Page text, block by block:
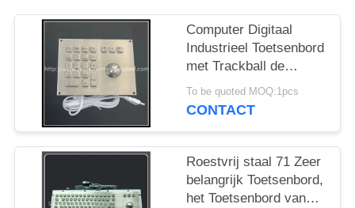
Computer Digitaal
Industrieel Toetsenbord
met Trackball de
Interface van USB
To be quoted MOQ:1pcs
CONTACT
Roestvrij staal 71 Zeer
belangrijk Toetsenbord,
het Toetsenbord van